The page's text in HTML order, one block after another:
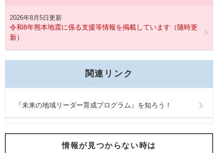
2026年8月5日更新
令和8年熊本地震に係る支援等情報を掲載しています（随時更
新）
関連リンク
『未来の地域リーダー育成プログラム』を知ろう！
情報が見つからない時は